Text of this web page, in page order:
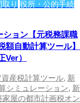
り 役所・公的手続
ション【元税務課職
額自動計算ツール】
）
資産税計算ツール, 新
シミュレーション, 新
家屋の都市計画税オン